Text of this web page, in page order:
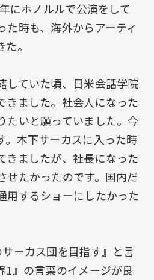
にホノルルで公演をして
た時も、海外からアーティ
。
していた頃、日米会話学院
きました。社会人になった
たいと願っていました。今
。木下サーカスに入った時
きましたが、社長になった
せたかったのです。国内だ
用するショーにしたかった
ーカス団を目指す』と言
1』の言葉のイメージが良